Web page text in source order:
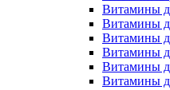
Витамины
Витамины
Витамины
Витамины
Витамины
Витамины